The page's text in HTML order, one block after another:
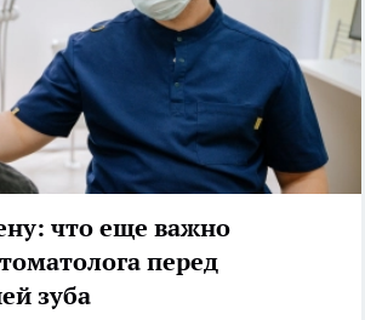
что еще важно
перед
зуба